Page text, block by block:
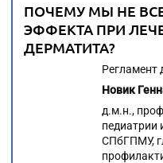
ПОЧЕМУ МЫ НЕ
ЭФФЕКТА ПРИ
ДЕРМАТИТА?
Регламент
Новик
д.м.н.,
СПбГПМУ,